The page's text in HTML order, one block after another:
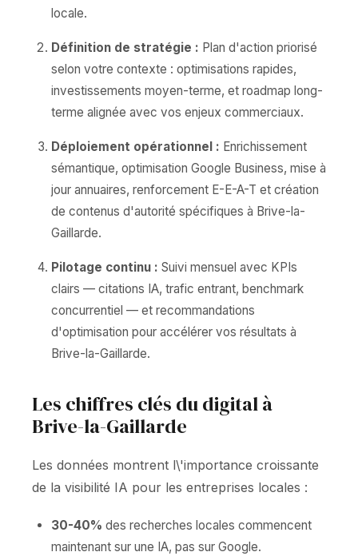
locale.
Définition de stratégie : Plan d'action priorisé
selon votre contexte : optimisations rapides,
investissements moyen-terme, et roadmap long-
terme alignée avec vos enjeux commerciaux.
Déploiement opérationnel : Enrichissement
sémantique, optimisation Google Business, mise à
jour annuaires, renforcement E-E-A-T et création
de contenus d'autorité spécifiques à Brive-la-
Gaillarde.
Pilotage continu : Suivi mensuel avec KPIs
clairs — citations IA, trafic entrant, benchmark
concurrentiel — et recommandations
d'optimisation pour accélérer vos résultats à
Brive-la-Gaillarde.
Les chiffres clés du digital à
Brive-la-Gaillarde
Les données montrent l\'importance croissante
de la visibilité IA pour les entreprises locales :
30-40% des recherches locales commencent
maintenant sur une IA, pas sur Google.